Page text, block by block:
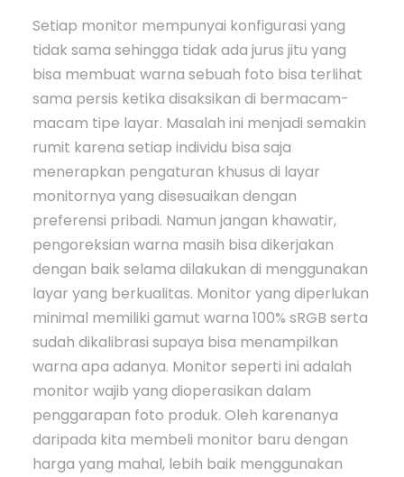
Setiap monitor mempunyai konfigurasi yang
tidak sama sehingga tidak ada jurus jitu yang
bisa membuat warna sebuah foto bisa terlihat
sama persis ketika disaksikan di bermacam-
macam tipe layar. Masalah ini menjadi semakin
rumit karena setiap individu bisa saja
menerapkan pengaturan khusus di layar
monitornya yang disesuaikan dengan
preferensi pribadi. Namun jangan khawatir,
pengoreksian warna masih bisa dikerjakan
dengan baik selama dilakukan di menggunakan
layar yang berkualitas. Monitor yang diperlukan
minimal memiliki gamut warna 100% sRGB serta
sudah dikalibrasi supaya bisa menampilkan
warna apa adanya. Monitor seperti ini adalah
monitor wajib yang dioperasikan dalam
penggarapan foto produk. Oleh karenanya
daripada kita membeli monitor baru dengan
harga yang mahal, lebih baik menggunakan